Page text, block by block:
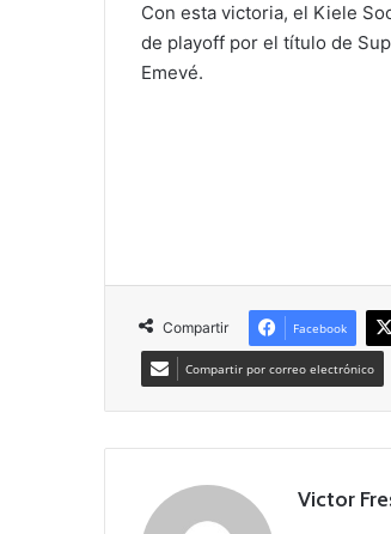
Con esta victoria, el Kiele
de playoff por el título de
Emevé.
Compartir Facebook
Compartir por correo electrónico
Victor